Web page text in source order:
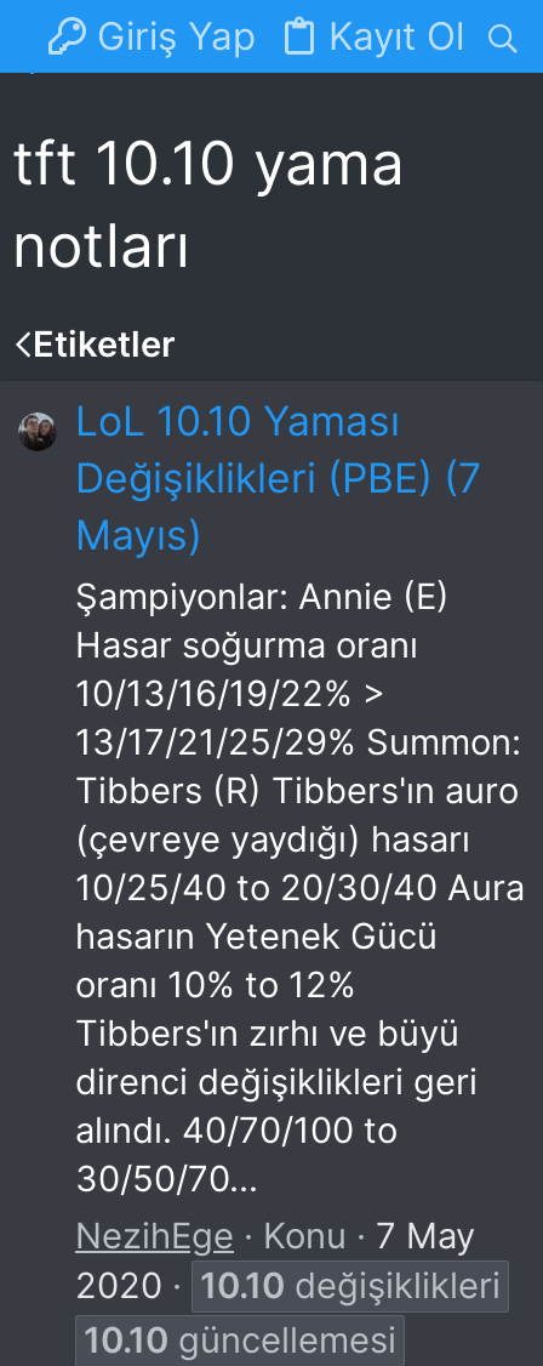
Forumlar Discord
Giriş Yap Kayıt Ol
tft 10.10 yama
notları
Etiketler
LoL 10.10 Yaması
Değişiklikleri (PBE) (7
Mayıs)
Şampiyonlar: Annie (E)
Hasar soğurma oranı
10/13/16/19/22% >
13/17/21/25/29% Summon:
Tibbers (R) Tibbers'ın auro
(çevreye yaydığı) hasarı
10/25/40 to 20/30/40 Aura
hasarın Yetenek Gücü
oranı 10% to 12%
Tibbers'ın zırhı ve büyü
direnci değişiklikleri geri
alındı. 40/70/100 to
30/50/70...
NezihEge
Konu
7 May
2020
10.10 değişiklikleri
10.10 güncellemesi